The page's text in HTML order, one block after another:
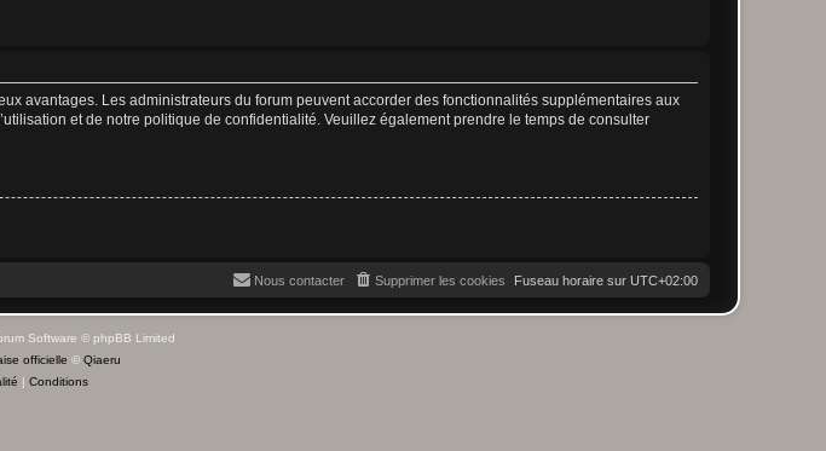
avantages. Les administrateurs du forum peuvent accorder des fonctionnalités supplémentaires aux
et de notre politique de confidentialité. Veuillez également prendre le temps de consulter
Fuseau horaire sur UTC+02:00
Supprimer les cookies
Nous contacter
Software © phpBB Limited
officielle © Qiaeru
| Conditions